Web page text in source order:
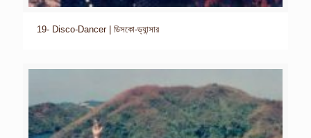
19- Disco-Dancer | ডিসকো-ড্যান্সার